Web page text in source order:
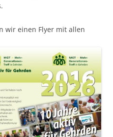
wir einen Flyer mit allen